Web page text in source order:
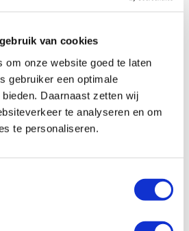
van cookies
om onze website goed te laten
gebruiker een optimale
Daarnaast zetten wij
te analyseren en om
te personaliseren.
fundatie en zijn voorzien van
uitgerust met een antiwikkel
vlag nooit om de mast heen.
gelijke lengte en uiterlijk. Dit oogt
geheel. De masten zijn van conisch
van 100 mm en een top van 60 mm.
poedercoat (RAL 9010) en een